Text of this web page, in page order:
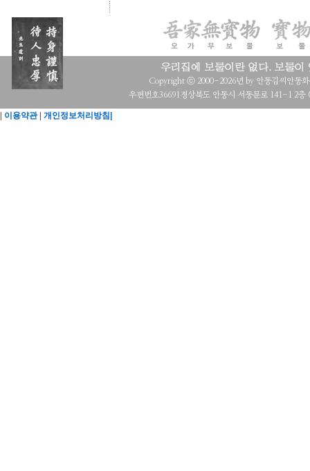
이용약관| 개인정보처리방침|
Copyright ⓒ 2000-2026년 by 안동김씨안동
우편번호36691경상북도 안동시 서동문로 141-1 2